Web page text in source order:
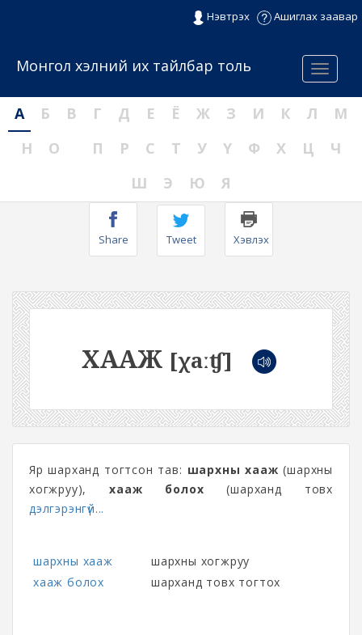
Нэвтрэх Ашиглах заавар
Menu
Монгол хэлний их тайлбар толь
А Б В Г Д Е Ё Ж З И К Л
М
Н
О П Р С Т У Ү Ф Х Ц
Ч
Ш
Э Ю Я
Share Tweet Хэвлэх
ХААЖ [χaːʧ]
Яр шарханд тогтсон тав: шархны хааж (шархны
хогжруу),хааж болох (шарханд товх
дэлгэрэнгүй...
шархны хааж
шархны хогжруу
хааж болох
шарханд товх тогтох